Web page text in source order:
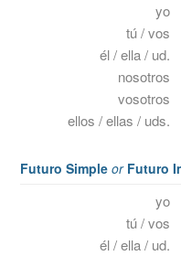
yo
tú / vos
él / ella / ud.
nosotros
vosotros
ellos / ellas / uds.
Futuro Simple orFuturo
yo
tú / vos
él / ella / ud.